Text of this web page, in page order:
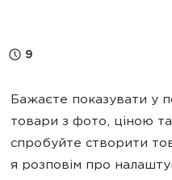
9
Бажаєте показувати у
товари з фото, ціною
спробуйте створити
я розповім про